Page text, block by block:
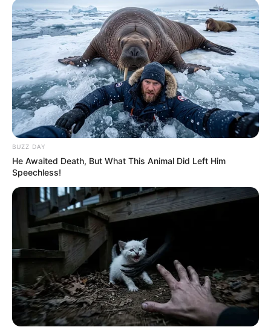
BUZZ DAY
He Awaited Death, But What This Animal Did Left Him
Speechless!